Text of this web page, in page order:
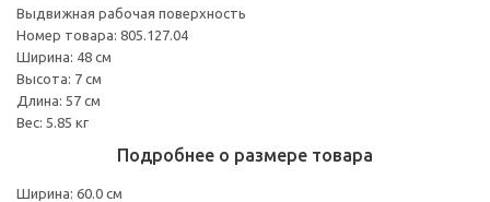
Выдвижная рабочая поверхность
Номер товара: 805.127.04
Ширина: 48 см
Высота: 7 см
Длина: 57 см
Вес: 5.85 кг
Подробнее о размере товара
Ширина: 60.0 см